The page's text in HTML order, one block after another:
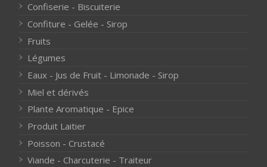
Confiserie - Biscuiterie
Confiture - Gelée - Sirop
Fruits
Légumes
Eaux - Jus de Fruit - Limonade - Sirop
Miel et dérivés
Plante Aromatique - Epice
Produit Laitier
Poisson - Crustacé
Viande - Charcuterie - Traiteur